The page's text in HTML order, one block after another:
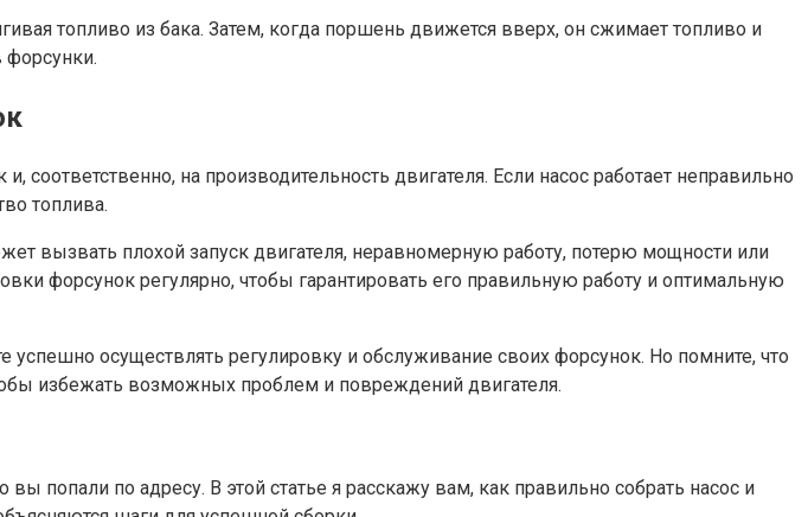
топливо из бака. Затем, когда поршень движется вверх, он сжимает топливо и
форсунки.
на производительность двигателя. Если насос работает неправильно
топлива.
вызвать плохой запуск двигателя, неравномерную работу, потерю мощности или
форсунок регулярно, чтобы гарантировать его правильную работу и оптимальную
осуществлять регулировку и обслуживание своих форсунок. Но помните, что
избежать возможных проблем и повреждений двигателя.
попали по адресу. В этой статье я расскажу вам, как правильно собрать насос и